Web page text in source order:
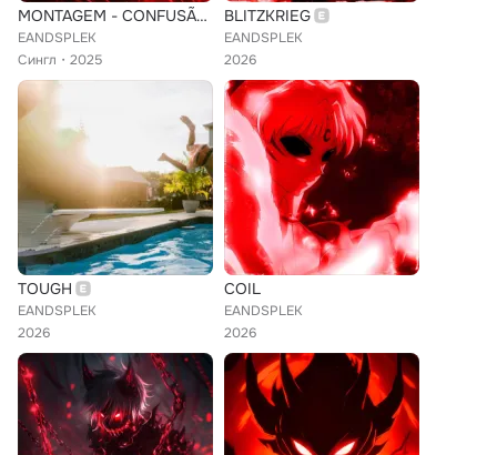
MONTAGEM - CONFUSÃO DO DIABO
EANDSPLEK
Сингл
2025
BLITZKRIEG
EANDSPLEK
2026
TOUGH
EANDSPLEK
2026
COIL
EANDSPLEK
2026